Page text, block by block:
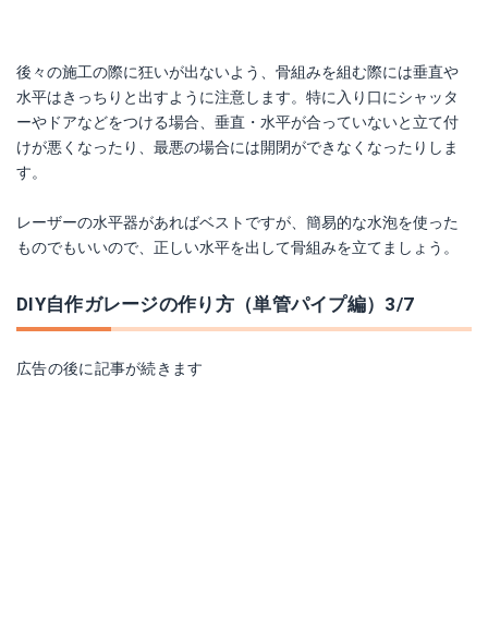
後々の施工の際に狂いが出ないよう、骨組みを組む際には垂直や
水平はきっちりと出すように注意します。特に入り口にシャッタ
ーやドアなどをつける場合、垂直・水平が合っていないと立て付
けが悪くなったり、最悪の場合には開閉ができなくなったりしま
す。
レーザーの水平器があればベストですが、簡易的な水泡を使った
ものでもいいので、正しい水平を出して骨組みを立てましょう。
DIY自作ガレージの作り方（単管パイプ編）3/7
広告の後に記事が続きます